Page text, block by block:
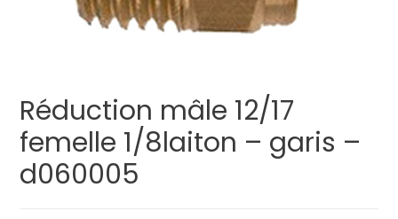
Réduction mâle 12/17
femelle 1/8laiton – garis –
d060005